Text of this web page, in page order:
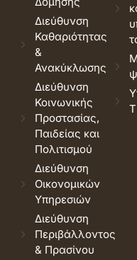
Διεύθυνση
Καθαριότητας
&
Ανακύκλωσης
Διεύθυνση
Κοινωνικής
Προστασίας,
Παιδείας και
Πολιτισμού
Διεύθυνση
Οικονομικών
Υπηρεσιών
Διεύθυνση
Περιβάλλοντος
& Πρασίνου